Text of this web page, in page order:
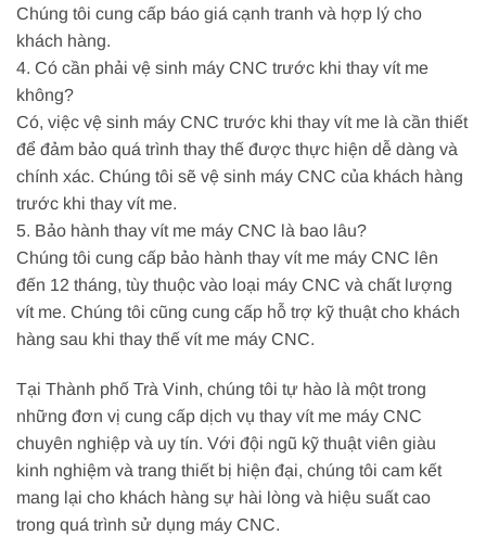
Chúng tôi cung cấp báo giá cạnh tranh và hợp lý cho
khách hàng.
4. Có cần phải vệ sinh máy CNC trước khi thay vít me
không?
Có, việc vệ sinh máy CNC trước khi thay vít me là cần thiết
để đảm bảo quá trình thay thế được thực hiện dễ dàng và
chính xác. Chúng tôi sẽ vệ sinh máy CNC của khách hàng
trước khi thay vít me.
5. Bảo hành thay vít me máy CNC là bao lâu?
Chúng tôi cung cấp bảo hành thay vít me máy CNC lên
đến 12 tháng, tùy thuộc vào loại máy CNC và chất lượng
vít me. Chúng tôi cũng cung cấp hỗ trợ kỹ thuật cho khách
hàng sau khi thay thế vít me máy CNC.
Tại Thành phố Trà Vinh, chúng tôi tự hào là một trong
những đơn vị cung cấp dịch vụ thay vít me máy CNC
chuyên nghiệp và uy tín. Với đội ngũ kỹ thuật viên giàu
kinh nghiệm và trang thiết bị hiện đại, chúng tôi cam kết
mang lại cho khách hàng sự hài lòng và hiệu suất cao
trong quá trình sử dụng máy CNC.